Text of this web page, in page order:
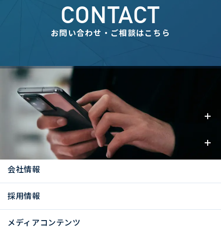
CONTACT
お問い合わせ・ご相談はこちら
事業内容
お知らせ
会社情報
採用情報
メディアコンテンツ